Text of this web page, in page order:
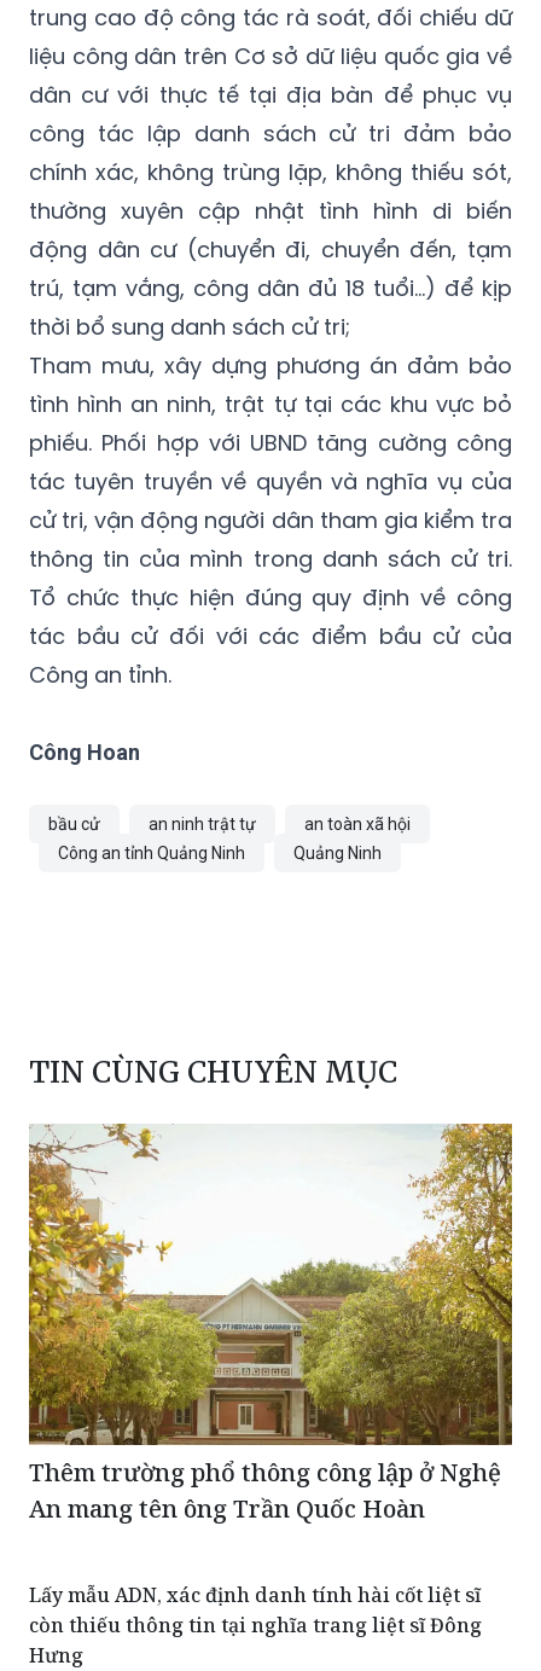
trung cao độ công tác rà soát, đối chiếu dữ
liệu công dân trên Cơ sở dữ liệu quốc gia về
dân cư với thực tế tại địa bàn để phục vụ
công tác lập danh sách cử tri đảm bảo
chính xác, không trùng lặp, không thiếu sót,
thường xuyên cập nhật tình hình di biến
động dân cư (chuyển đi, chuyển đến, tạm
trú, tạm vắng, công dân đủ 18 tuổi...) để kịp
thời bổ sung danh sách cử tri;
Tham mưu, xây dựng phương án đảm bảo
tình hình an ninh, trật tự tại các khu vực bỏ
phiếu. Phối hợp với UBND tăng cường công
tác tuyên truyền về quyền và nghĩa vụ của
cử tri, vận động người dân tham gia kiểm tra
thông tin của mình trong danh sách cử tri.
Tổ chức thực hiện đúng quy định về công
tác bầu cử đối với các điểm bầu cử của
Công an tỉnh.
Công Hoan
bầu cử an ninh trật tự
an toàn xã hội
Công an tỉnh Quảng Ninh
Quảng Ninh
TIN CÙNG CHUYÊN MỤC
Thêm trường phổ thông công lập ở Nghệ
An mang tên ông Trần Quốc Hoàn
Lấy mẫu ADN, xác định danh tính hài cốt liệt sĩ
còn thiếu thông tin tại nghĩa trang liệt sĩ Đông
Hưng